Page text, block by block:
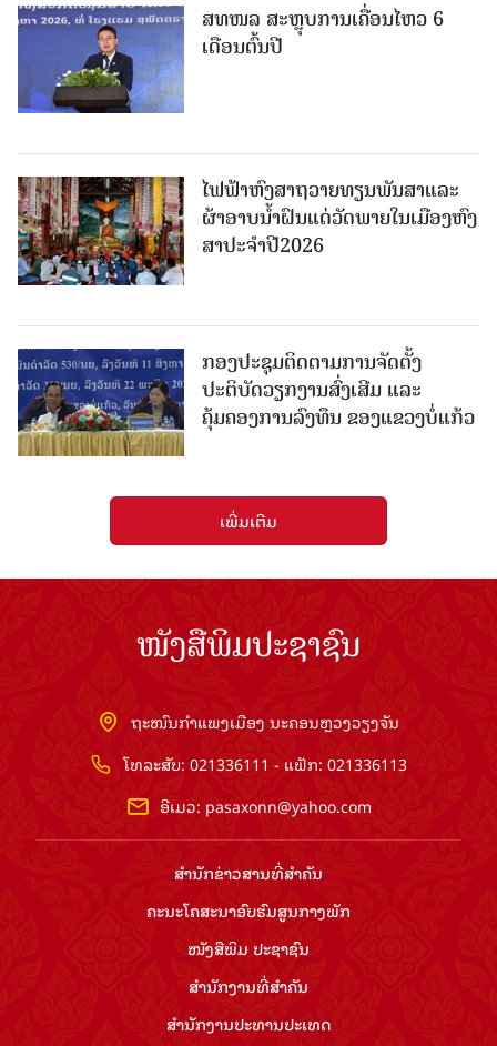
ສທໜລ ສະຫຼຸບການເຄື່ອນໄຫວ 6
ເດືອນຕົ້ນປີ
ໄຟຟ້າຫົງສາຖວາຍທຽນພັນສາແລະ
ຜ້າອາບນໍ້າຝົນແດ່ວັດພາຍໃນເມືອງຫົງ
ສາປະຈໍາປີ2026
ກອງປະຊຸມຕິດຕາມການຈັດຕັ້ງ
ປະຕິບັດວຽກງານສົ່ງເສີມ ແລະ
ຄຸ້ມຄອງການລົງທຶນ ຂອງແຂວງບໍ່ແກ້ວ
ເພີ່ມເຕີມ
ໜັງສືພິມປະຊາຊົນ
ຖະໜົນກຳແພງເມືອງ ນະຄອນຫຼວງວຽງຈັນ
ໂທລະສັບ: 021336111 - ແຟັກ: 021336113
ອີເມວ: pasaxonn@yahoo.com
ສຳ​ນັກ​ຂ່າວ​ສານ​ທີ່​ສຳ​ຄັນ​
ຄະນະໂຄສະນາອົບຮົມ​ສູນ​ກາງ​ພັກ
ໜັງສືພິມ ປະ​ຊາ​ຊົນ
ສຳ​ນັກ​ງານ​ທີ່​ສຳ​ຄັນ
ສຳ​ນັກ​ງານ​ປະ​ທານ​ປະ​ເທດ